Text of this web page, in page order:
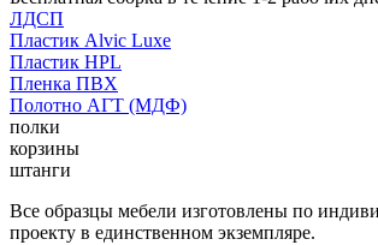
ЛДСП
Пластик Alvic Luxe
Пластик HPL
Пленка ПВХ
Полотно АГТ (МДФ)
полки
корзины
штанги
Все образцы мебели изготовлены по
проекту в единственном экземпляре.